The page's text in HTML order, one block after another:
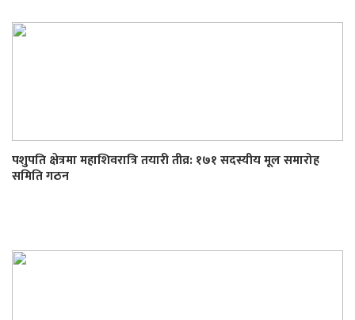
पशुपति क्षेत्रमा महाशिवरात्रि तयारी तीव्र: १७१ सदस्यीय मूल समारोह
समिति गठन